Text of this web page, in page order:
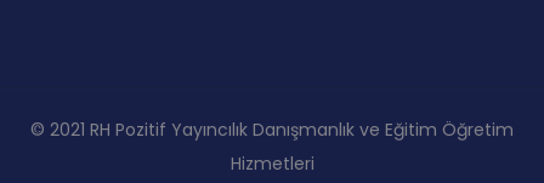
© 2021 RH Pozitif Yayıncılık Danışmanlık ve Eğitim Öğretim
Hizmetleri